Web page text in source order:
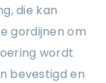
die kan
gordijnen om
wordt
bevestigd en